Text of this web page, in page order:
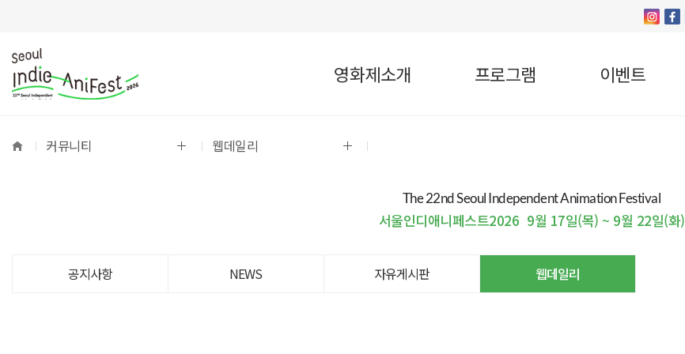
영화제소개 프로그램 이벤트
커뮤니티 웹데일리
The 22nd Seoul Independent Animation Festival
서울인디애니페스트2026 9월 17일(목) ~ 9월 22일(화)
공지사항 NEWS 자유게시판 웹데일리